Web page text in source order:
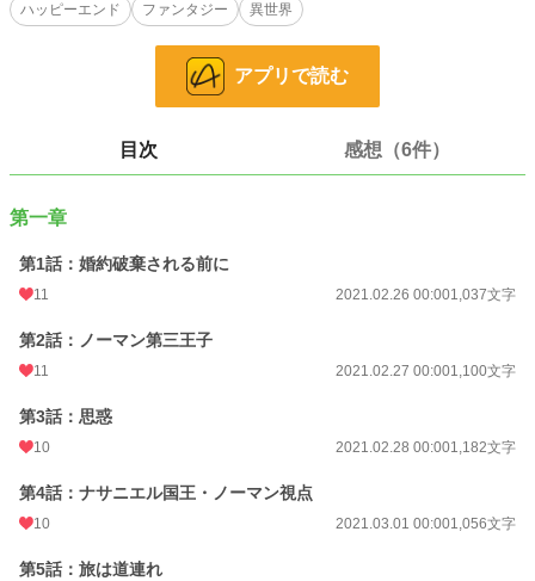
小説 228,834 位 / 228,834 件
66,375 位 / 66,375 件
0 pt
更新日時
初回公開日時 2021.02.26 00:00
年間ポイント
累計ポイント 292,443 pt (15,484 位)
ハッピーエンド
ファンタジー 異世界
アプリで読む
目次 感想（6件）
第一章
第1話：婚約破棄される前に
11 2021.02.26 00:001,037文字
第2話：ノーマン第三王子
11 2021.02.27 00:001,100文字
第3話：思惑
10 2021.02.28 00:001,182文字
第4話：ナサニエル国王・ノーマン視点
10 2021.03.01 00:001,056文字
第5話：旅は道連れ